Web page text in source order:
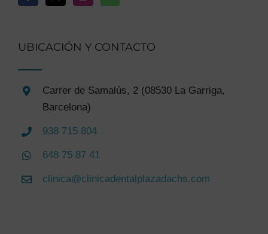
UBICACIÓN Y CONTACTO
Carrer de Samalús, 2 (08530 La Garriga,
Barcelona)
938 715 804
648 75 87 41
clinica@clinicadentalplazadachs.com